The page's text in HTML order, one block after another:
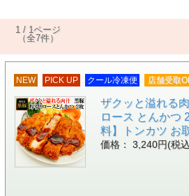
1 / 1ページ
（全7件）
NEW PICK UP クール冷凍便 店舗受取
ザクッと溢れる
ロース とんかつ
料】トンカツ お
価格： 3,240円(税